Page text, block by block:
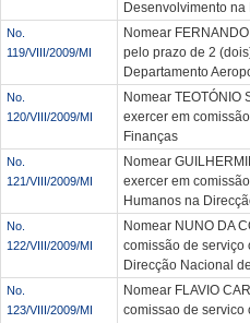
Desenvolvimento
No.
119/VIII/2009/MI
Nomear
pelo prazo de 2
Departamento
No.
120/VIII/2009/MI
Nomear TEOTÓNIO
exercer em
Finanças
No.
121/VIII/2009/MI
Nomear
exercer em
Humanos na
No.
122/VIII/2009/MI
Nomear NUNO DA
comissão de serviço
Direcção Nacional
No.
123/VIII/2009/MI
Nomear FLAVIO
comissao de servico